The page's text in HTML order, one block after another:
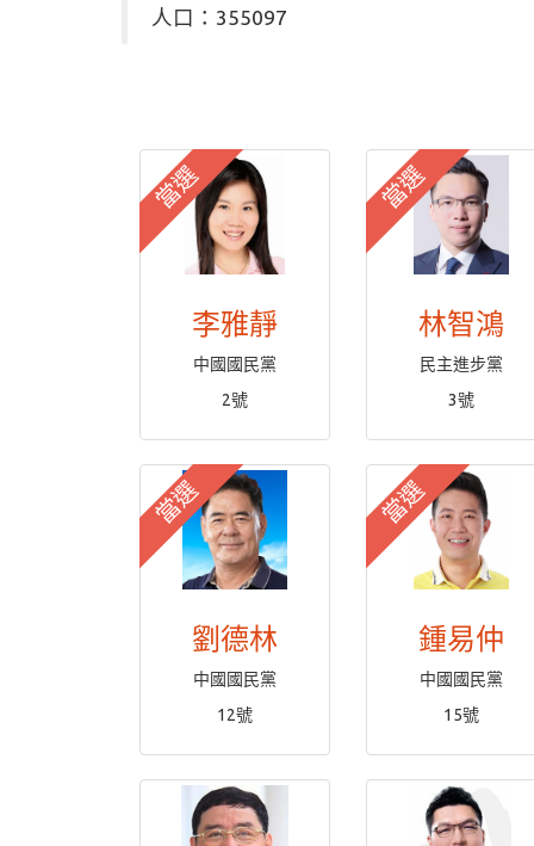
人口：355097
當選
李雅靜
中國國民黨
2號
當選
林智鴻
民主進步黨
3號
當選
劉德林
中國國民黨
12號
當選
鍾易仲
中國國民黨
15號